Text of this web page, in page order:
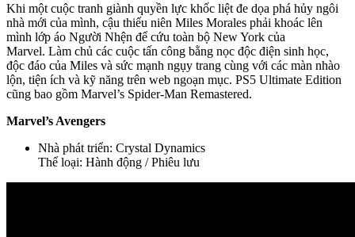
Khi một cuộc tranh giành quyền lực khốc liệt đe dọa phá hủy ngôi
nhà mới của mình, cậu thiếu niên Miles Morales phải khoác lên
mình lớp áo Người Nhện để cứu toàn bộ New York của
Marvel. Làm chủ các cuộc tấn công bằng nọc độc điện sinh học,
độc đáo của Miles và sức mạnh ngụy trang cùng với các màn nhào
lộn, tiện ích và kỹ năng trên web ngoạn mục. PS5 Ultimate Edition
cũng bao gồm Marvel’s Spider-Man Remastered.
Marvel’s Avengers
Nhà phát triển: Crystal Dynamics
Thể loại: Hành động / Phiêu lưu